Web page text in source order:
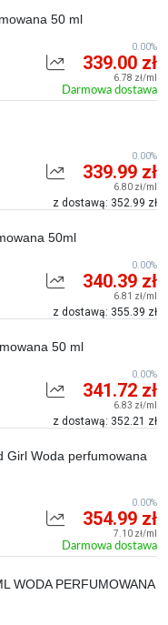
50 ml
339.00 zł
6.78 zł/ml
Darmowa dostawa
0.00%
339.99 zł
6.80 zł/ml
z dostawą: 352.99 zł
0.00%
50ml
340.39 zł
6.81 zł/ml
z dostawą: 355.39 zł
0.00%
50 ml
341.72 zł
6.83 zł/ml
z dostawą: 352.21 zł
0.00%
Girl Woda perfumowana
354.99 zł
7.10 zł/ml
Darmowa dostawa
0.00%
WODA PERFUMOWANA